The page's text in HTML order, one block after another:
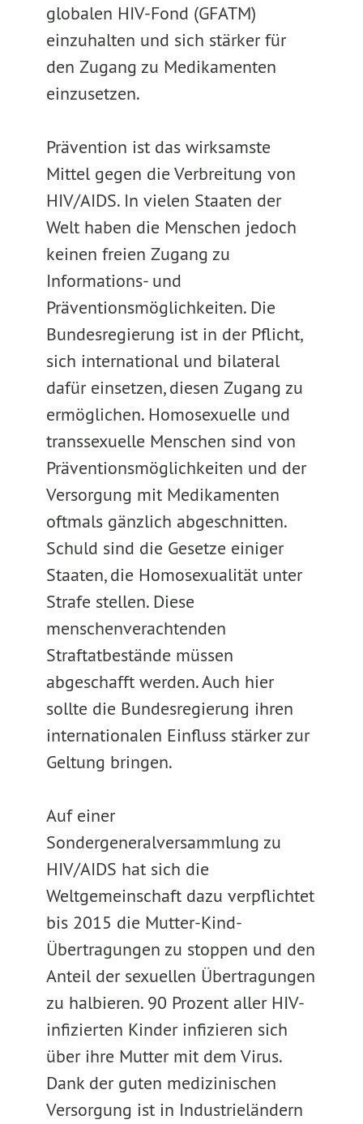
globalen HIV-Fond (GFATM)
einzuhalten und sich stärker für
den Zugang zu Medikamenten
einzusetzen.
Prävention ist das wirksamste
Mittel gegen die Verbreitung von
HIV/AIDS. In vielen Staaten der
Welt haben die Menschen jedoch
keinen freien Zugang zu
Informations- und
Präventionsmöglichkeiten. Die
Bundesregierung ist in der Pflicht,
sich international und bilateral
dafür einsetzen, diesen Zugang zu
ermöglichen. Homosexuelle und
transsexuelle Menschen sind von
Präventionsmöglichkeiten und der
Versorgung mit Medikamenten
oftmals gänzlich abgeschnitten.
Schuld sind die Gesetze einiger
Staaten, die Homosexualität unter
Strafe stellen. Diese
menschenverachtenden
Straftatbestände müssen
abgeschafft werden. Auch hier
sollte die Bundesregierung ihren
internationalen Einfluss stärker zur
Geltung bringen.
Auf einer
Sondergeneralversammlung zu
HIV/AIDS hat sich die
Weltgemeinschaft dazu verpflichtet
bis 2015 die Mutter-Kind-
Übertragungen zu stoppen und den
Anteil der sexuellen Übertragungen
zu halbieren. 90 Prozent aller HIV-
infizierten Kinder infizieren sich
über ihre Mutter mit dem Virus.
Dank der guten medizinischen
Versorgung ist in Industrieländern